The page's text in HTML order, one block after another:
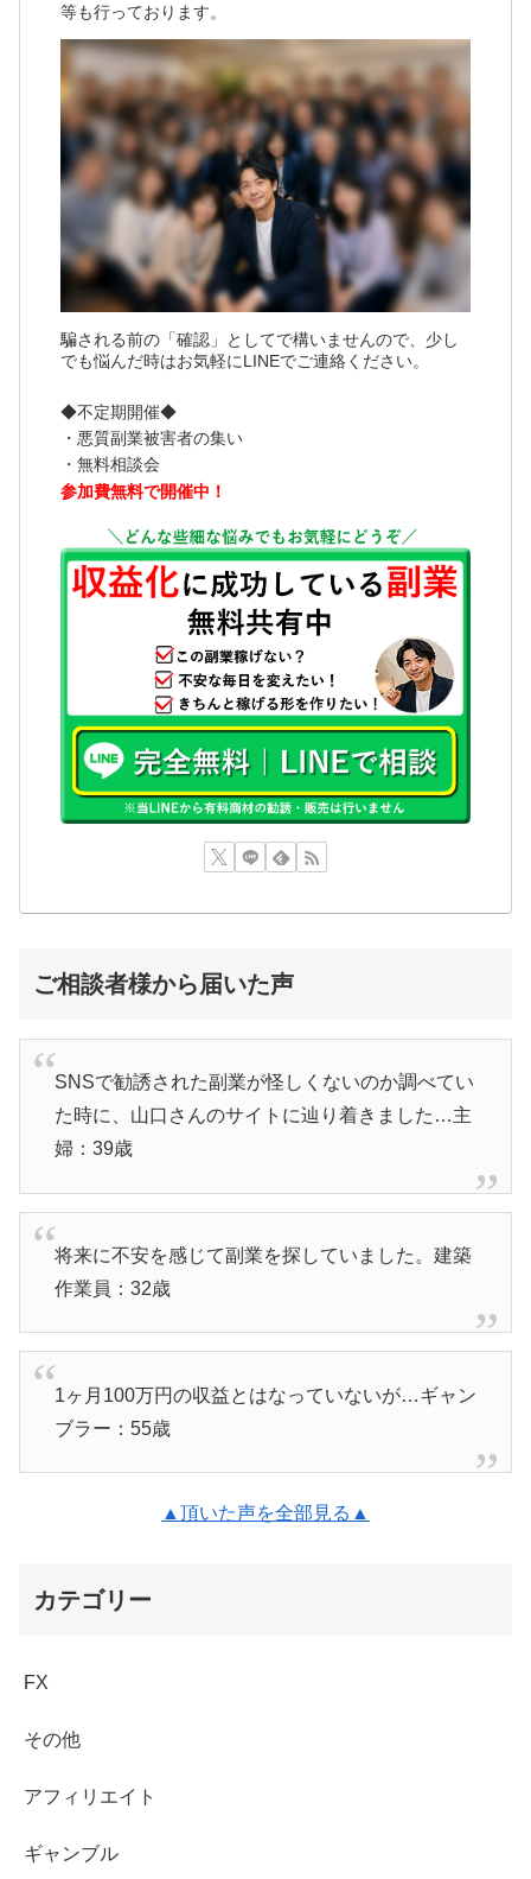
等も行っております。
騙される前の「確認」としてで構いませんので、少し
でも悩んだ時はお気軽にLINEでご連絡ください。
◆不定期開催◆
・悪質副業被害者の集い
・無料相談会
参加費無料で開催中！
ご相談者様から届いた声
SNSで勧誘された副業が怪しくないのか調べてい
た時に、山口さんのサイトに辿り着きました…主
婦：39歳
将来に不安を感じて副業を探していました。建築
作業員：32歳
1ヶ月100万円の収益とはなっていないが…ギャン
ブラー：55歳
▲頂いた声を全部見る▲
カテゴリー
FX
その他
アフィリエイト
ギャンブル